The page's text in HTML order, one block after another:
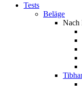
Tests
Beläge
Nach